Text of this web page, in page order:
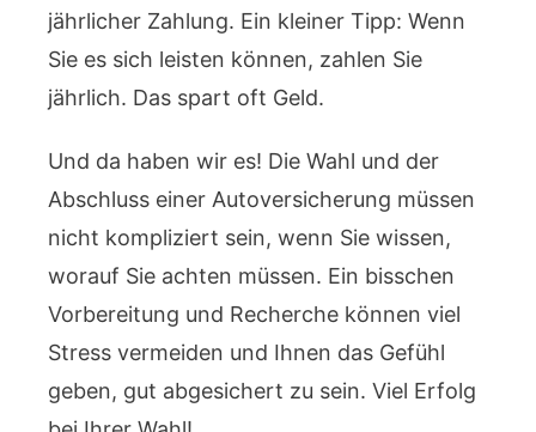
jährlicher Zahlung. Ein kleiner Tipp: Wenn
Sie es sich leisten können, zahlen Sie
jährlich. Das spart oft Geld.
Und da haben wir es! Die Wahl und der
Abschluss einer Autoversicherung müssen
nicht kompliziert sein, wenn Sie wissen,
worauf Sie achten müssen. Ein bisschen
Vorbereitung und Recherche können viel
Stress vermeiden und Ihnen das Gefühl
geben, gut abgesichert zu sein. Viel Erfolg